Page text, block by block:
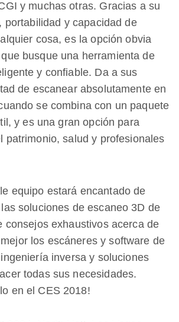
y muchas otras. Gracias a su
portabilidad y capacidad de
cosa, es la opción obvia
busque una herramienta de
y confiable. Da a sus
de escanear absolutamente en
se combina con un paquete
y es una gran opción para
patrimonio, salud y profesionales
equipo estará encantado de
soluciones de escaneo 3D de
consejos exhaustivos acerca de
los escáneres y software de
inversa y soluciones
todas sus necesidades.
en el CES 2018!